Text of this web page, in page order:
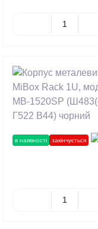
в наявності закінчується